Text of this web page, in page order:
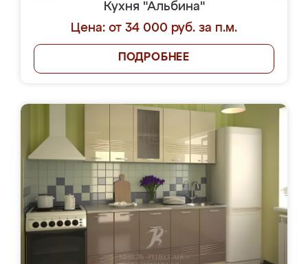
Кухня "Альбина"
Цена: от 34 000 руб. за п.м.
ПОДРОБНЕЕ